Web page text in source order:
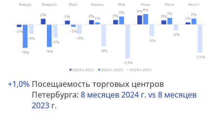
+1,0% Посещаемость торговых центров
Петербурга: 8 месяцев 2024 г. vs 8 месяцев
2023 г.